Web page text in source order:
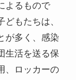
よるもので
もたちは、
が多く、感染
生活を送る保
、ロッカーの